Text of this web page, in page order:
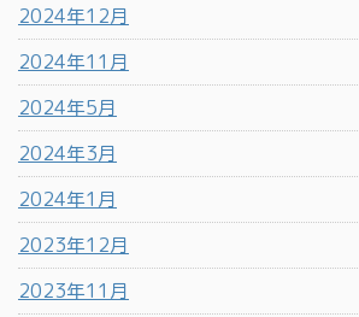
2024年12月
2024年11月
2024年5月
2024年3月
2024年1月
2023年12月
2023年11月